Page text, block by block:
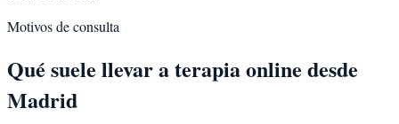
Motivos de consulta
Qué suele llevar a terapia online desde
Madrid